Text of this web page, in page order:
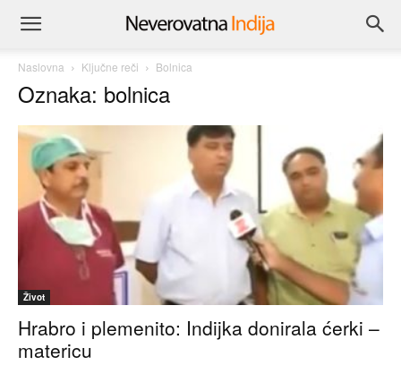
Naslovna Ključne reči Bolnica
Oznaka: bolnica
Život
Hrabro i plemenito: Indijka donirala ćerki –
matericu